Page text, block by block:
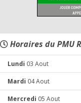
Horaires du PMU
Lundi 03 Aout
Mardi 04 Aout
Mercredi 05 Aout